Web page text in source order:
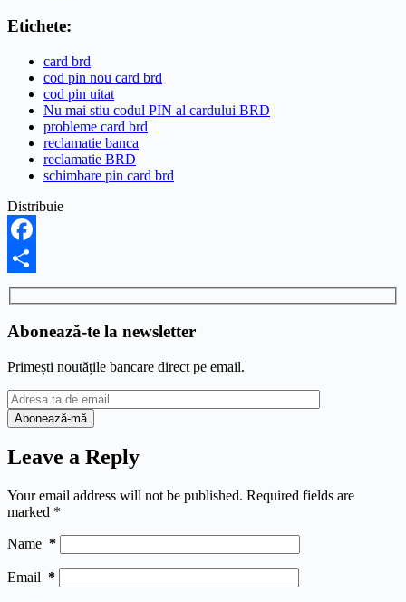
Etichete:
card brd
cod pin nou card brd
cod pin uitat
Nu mai stiu codul PIN al cardului BRD
probleme card brd
reclamatie banca
reclamatie BRD
schimbare pin card brd
Distribuie
Facebook
Share
Abonează-te la newsletter
Primești noutățile bancare direct pe email.
Leave a Reply
Your email address will not be published. Required fields are
marked *
Name *
Email *